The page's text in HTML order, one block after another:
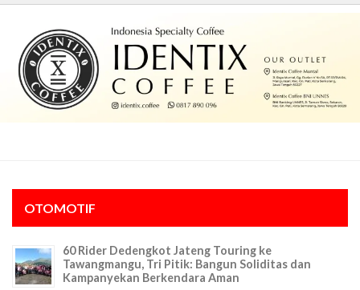
OTOMOTIF
60 Rider Dedengkot Jateng Touring ke
Tawangmangu, Tri Pitik: Bangun Soliditas dan
Kampanyekan Berkendara Aman